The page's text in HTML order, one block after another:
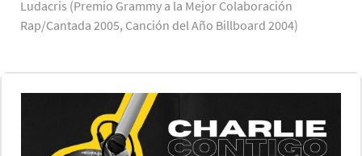
Ludacris (Premio Grammy a la Mejor Colaboración
Rap/Cantada 2005, Canción del Año Billboard 2004)